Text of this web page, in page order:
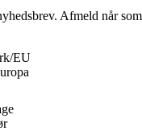
Afmeld når
EU